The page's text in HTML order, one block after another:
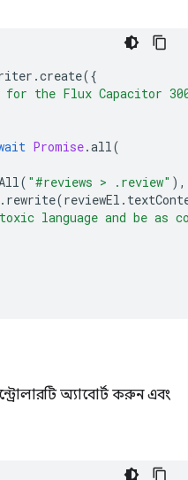
.create({
for the Flux Capacitor
Promise.all(
( "#reviews > .review" ),
. rewrite(reviewEl .
language and be as
অ্যাবোর্ট করুন এবং